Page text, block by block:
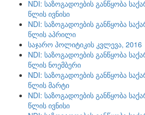
NDI: საზოგადოების განწყობა
წლის ივნისი
NDI: საზოგადოების განწყობა
წლის აპრილი
საჯარო პოლიტიკის კვლევა, 2016
NDI: საზოგადოების განწყობა
წლის ნოემბერი
NDI: საზოგადოების განწყობა
წლის მარტი
NDI: საზოგადოების განწყობა
წლის ივნისი